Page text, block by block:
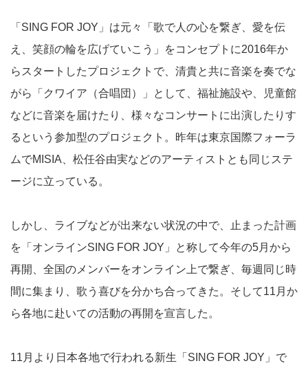
「SING FOR JOY」は元々「歌で人の心を繋ぎ、愛を伝
え、笑顔の輪を広げていこう」をコンセプトに2016年か
らスタートしたプロジェクトで、清貴と共に音楽を奏でな
がら「クワイア（合唱団）」として、福祉施設や、児童館
などに音楽を届けたり、様々なコンサートに出演したりす
るという参加型のプロジェクト。昨年は東京国際フォーラ
ムでMISIA、松任谷由実などのアーティストとも同じステ
ージに立っている。
しかし、ライブなどが出来ない状況の中で、止まった計画
を「オンラインSING FOR JOY」と称して今年の5月から
再開、全国のメンバーをオンライン上で繋ぎ、毎週同じ時
間に集まり、歌う喜びを分かち合ってきた。そして11月か
ら各地に赴いての活動の再開を宣言した。
11月より日本各地で行われる新生「SING FOR JOY」で